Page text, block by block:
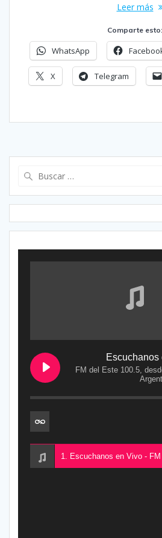
Leer más
Comparte esto:
WhatsApp
X Telegram
Escuchanos
FM del Este 100.5,